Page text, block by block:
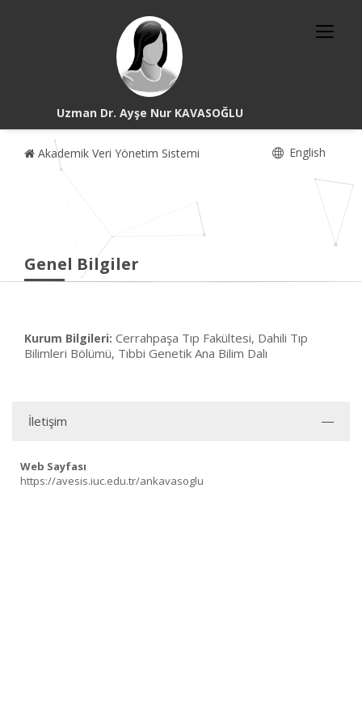
Uzman Dr. Ayşe Nur KAVASOĞLU
Akademik Veri Yönetim Sistemi English
Genel Bilgiler
Kurum Bilgileri: Cerrahpaşa Tıp Fakültesi, Dahili Tıp
Bilimleri Bölümü, Tıbbi Genetik Ana Bilim Dalı
İletişim
Web Sayfası
https://avesis.iuc.edu.tr/ankavasoglu